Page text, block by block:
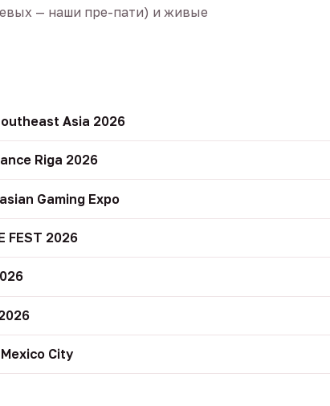
— наши пре-пати) и живые
Asia 2026
Riga 2026
Gaming Expo
FEST 2026
City